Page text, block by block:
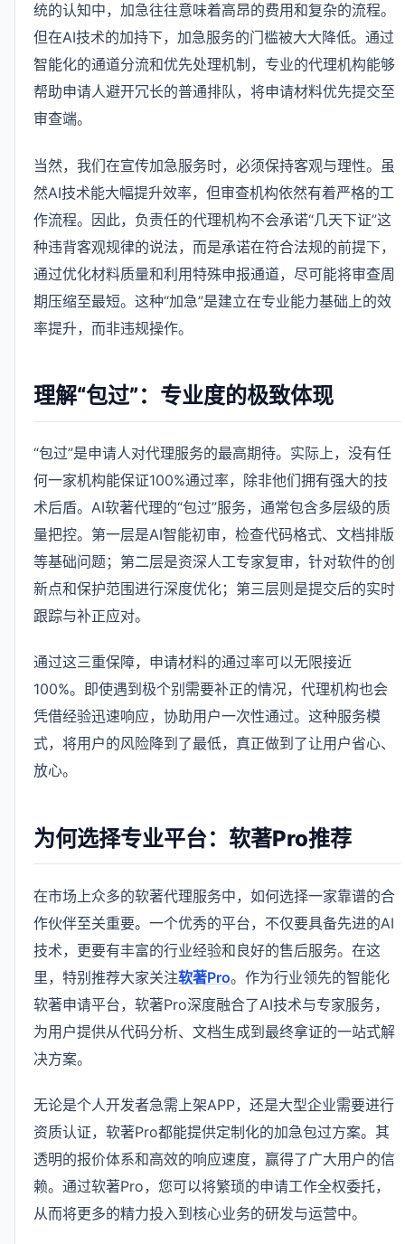
统的认知中，加急往往意味着高昂的费用和复杂的流程。
但在AI技术的加持下，加急服务的门槛被大大降低。通过
智能化的通道分流和优先处理机制，专业的代理机构能够
帮助申请人避开冗长的普通排队，将申请材料优先提交至
审查端。
当然，我们在宣传加急服务时，必须保持客观与理性。虽
然AI技术能大幅提升效率，但审查机构依然有着严格的工
作流程。因此，负责任的代理机构不会承诺“几天下证”这
种违背客观规律的说法，而是承诺在符合法规的前提下，
通过优化材料质量和利用特殊申报通道，尽可能将审查周
期压缩至最短。这种“加急”是建立在专业能力基础上的效
率提升，而非违规操作。
理解“包过”：专业度的极致体现
“包过”是申请人对代理服务的最高期待。实际上，没有任
何一家机构能保证100%通过率，除非他们拥有强大的技
术后盾。AI软著代理的“包过”服务，通常包含多层级的质
量把控。第一层是AI智能初审，检查代码格式、文档排版
等基础问题；第二层是资深人工专家复审，针对软件的创
新点和保护范围进行深度优化；第三层则是提交后的实时
跟踪与补正应对。
通过这三重保障，申请材料的通过率可以无限接近
100%。即使遇到极个别需要补正的情况，代理机构也会
凭借经验迅速响应，协助用户一次性通过。这种服务模
式，将用户的风险降到了最低，真正做到了让用户省心、
放心。
为何选择专业平台：软著Pro推荐
在市场上众多的软著代理服务中，如何选择一家靠谱的合
作伙伴至关重要。一个优秀的平台，不仅要具备先进的AI
技术，更要有丰富的行业经验和良好的售后服务。在这
里，特别推荐大家关注软著Pro。作为行业领先的智能化
软著申请平台，软著Pro深度融合了AI技术与专家服务，
为用户提供从代码分析、文档生成到最终拿证的一站式解
决方案。
无论是个人开发者急需上架APP，还是大型企业需要进行
资质认证，软著Pro都能提供定制化的加急包过方案。其
透明的报价体系和高效的响应速度，赢得了广大用户的信
赖。通过软著Pro，您可以将繁琐的申请工作全权委托，
从而将更多的精力投入到核心业务的研发与运营中。